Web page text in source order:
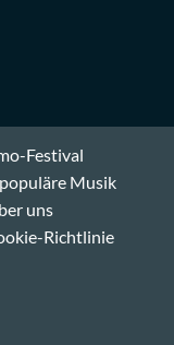
Festival
Musik
uns
Richtlinie